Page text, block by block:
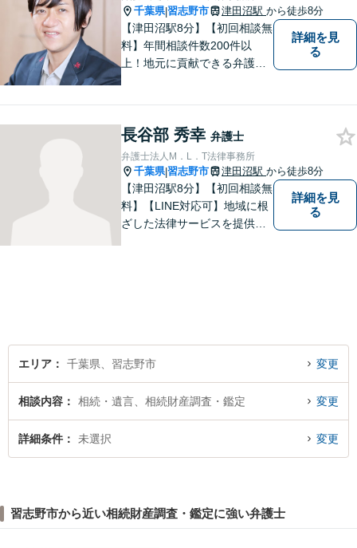
千葉県|習志野市 津田沼駅 から徒歩8分
【津田沼駅8分】【初回相談無
料】年間相談件数200件以
上！地元に貢献できる弁護士
貞に関して実績多数、女性側
からのご相談にも注力してい
ます。あなたの思いをしっか
りと伺います。
詳細を見
る
長谷部 秀幸 弁護士
弁護士法人M．L．T法律事務所
千葉県|習志野市 津田沼駅 から徒歩8分
【津田沼駅8分】【初回相談無
料】【LINE対応可】地域に根
ざした法律サービスを提供し
詳細を見
る
エリア 千葉県、習志野市 変更
相談内容 相続・遺言、相続財産調査・鑑定 変更
詳細条件 未選択 変更
習志野市から近い相続財産調査・鑑定に強い弁護士